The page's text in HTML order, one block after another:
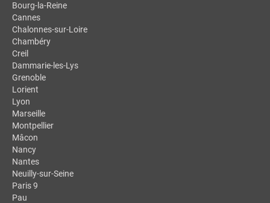
Bourg-la-Reine
Cannes
Chalonnes-sur-Loire
Chambéry
Creil
Dammarie-les-Lys
Grenoble
Lorient
Lyon
Marseille
Montpellier
Mâcon
Nancy
Nantes
Neuilly-sur-Seine
Paris 9
Pau